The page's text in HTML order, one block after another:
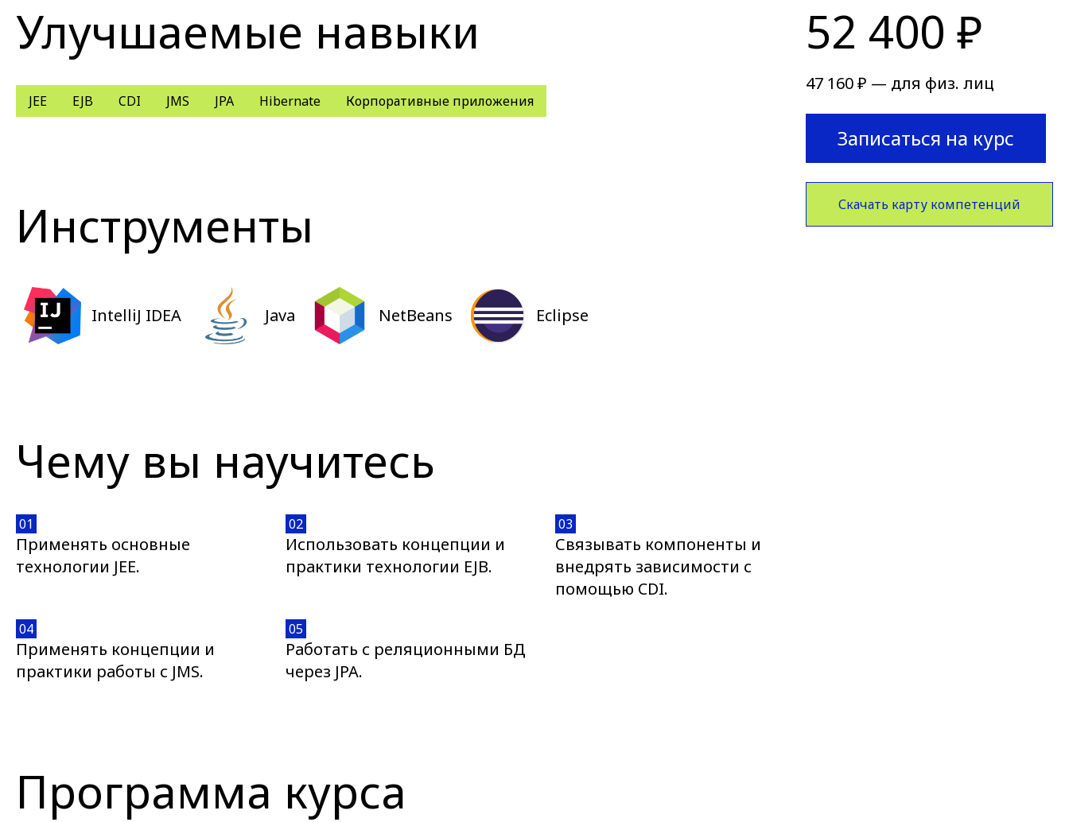
Улучшаемые навыки
JEE EJB CDI JMS JPA Hibernate Корпоративные приложения
Инструменты
IntelliJ IDEA Java NetBeans Eclipse
Чему вы научитесь
01
Применять основные
технологии JEE.
02
Использовать концепции и
практики технологии EJB.
03
Связывать компоненты и
внедрять зависимости с
помощью CDI.
04
Применять концепции и
практики работы с JMS.
05
Работать с реляционными БД
через JPA.
Программа курса
52 400 ₽
47 160 ₽ — для физ. лиц
Записаться на курс
Скачать карту компетенций